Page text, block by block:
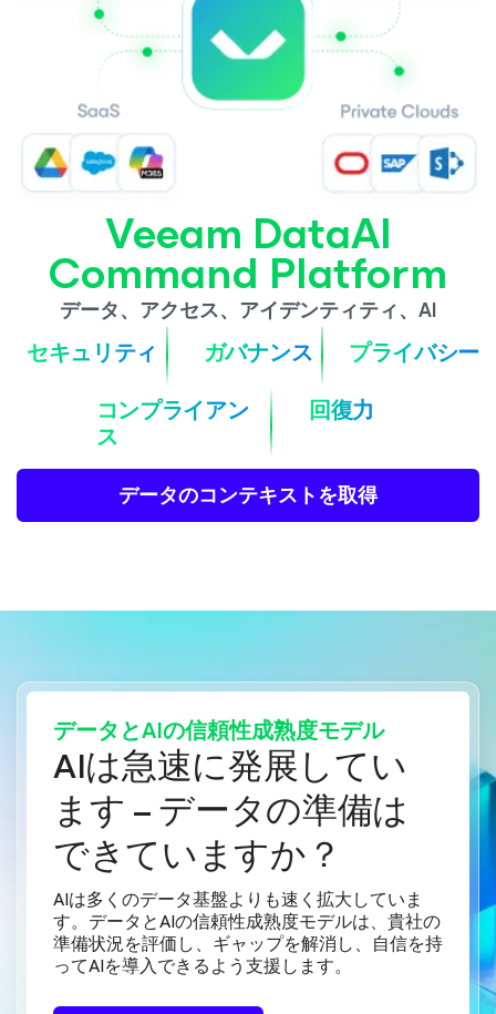
Veeam DataAI
Command Platform
データ、アクセス、アイデンティティ、AI
セキュリティ ガバナンス
プライバシー
コンプライアン
ス
回復力
データのコンテキストを取得
データとAIの信頼性成熟度モデル
AIは急速に発展してい
ます – データの準備は
できていますか？
AIは多くのデータ基盤よりも速く拡大していま
す。データとAIの信頼性成熟度モデルは、貴社の
準備状況を評価し、ギャップを解消し、自信を持
ってAIを導入できるよう支援します。